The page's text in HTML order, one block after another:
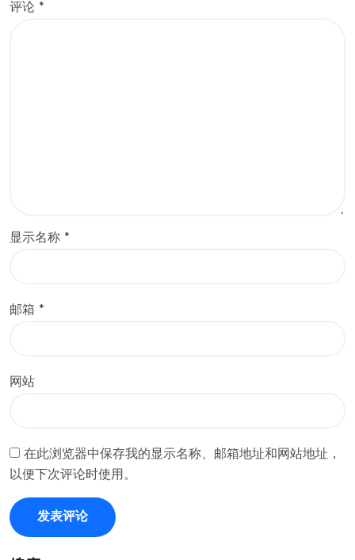
评论 *
显示名称 *
邮箱 *
网站
在此浏览器中保存我的显示名称、邮箱地址和网站地址，
以便下次评论时使用。